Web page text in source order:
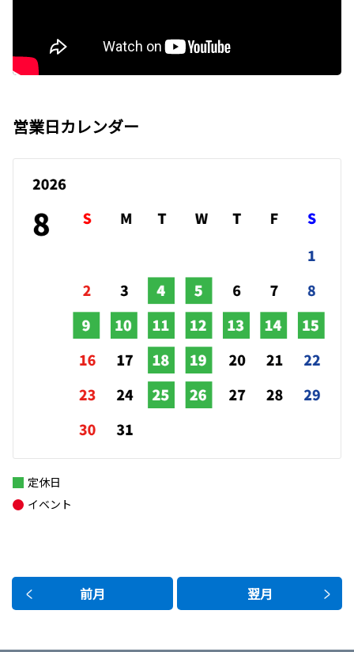
営業日カレンダー
前月 翌月
定休日
イベント